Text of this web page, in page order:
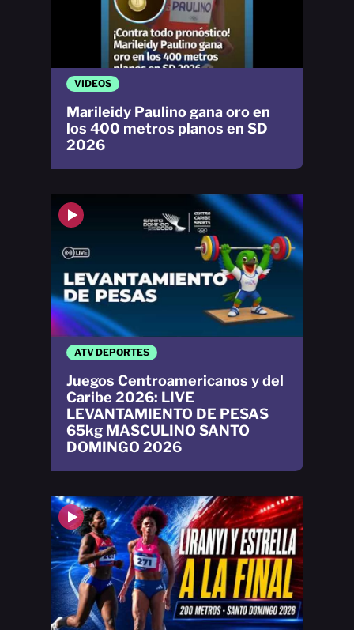
VIDEOS
Marileidy Paulino gana oro en
los 400 metros planos en SD
2026
ATV DEPORTES
Juegos Centroamericanos y del
Caribe 2026: LIVE
LEVANTAMIENTO DE PESAS
65kg MASCULINO SANTO
DOMINGO 2026